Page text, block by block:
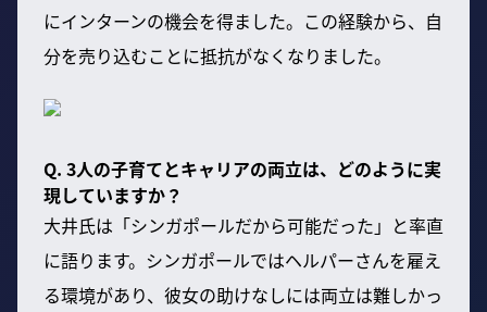
にインターンの機会を得ました。この経験から、自
分を売り込むことに抵抗がなくなりました。
Q. 3人の子育てとキャリアの両立は、どのように実
現していますか？
大井氏は「シンガポールだから可能だった」と率直
に語ります。シンガポールではヘルパーさんを雇え
る環境があり、彼女の助けなしには両立は難しかっ